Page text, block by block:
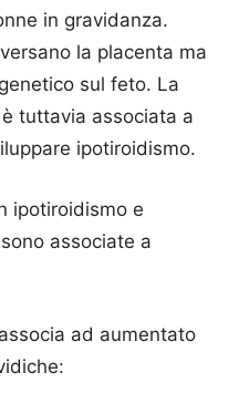
in gravidanza.
la placenta ma
sul feto. La
tuttavia associata a
ipotiroidismo.
ipotiroidismo e
associate a
ad aumentato